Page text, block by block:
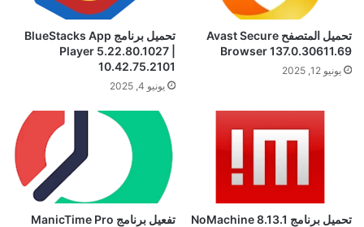
تحميل المتصفح Avast Secure
Browser 137.0.30611.69
يونيو 12, 2025
تحميل برنامج BlueStacks App
Player 5.22.80.1027 |
10.42.75.2101
يونيو 4, 2025
تحميل برنامج NoMachine 8.13.1
تفعيل برنامج ManicTime Pro